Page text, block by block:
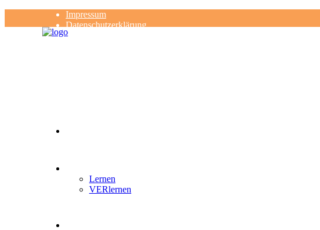
Impressum
Datenschutzerklärung
Kontakt
Lernen
VERlernen